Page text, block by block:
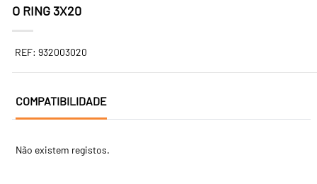
O RING 3X20
REF: 932003020
COMPATIBILIDADE
Não existem registos.